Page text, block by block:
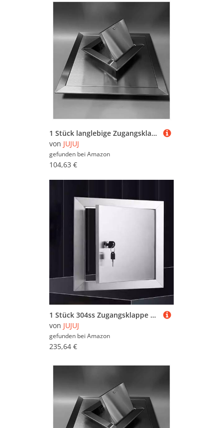
1 Stück langlebige Zugangsklappe aus Edelstahl mit Drehverschluss | Einfach zu installierende Inspektionstür for die Wartung(8x10in)
von JUJUJ
gefunden bei Amazon
104,63 €
1 Stück 304ss Zugangsklappe – langlebige, wasserdichte Zugangstür for den Innen- und Außenbereich | mit Drehverschluss(18x20in)
von JUJUJ
gefunden bei Amazon
235,64 €